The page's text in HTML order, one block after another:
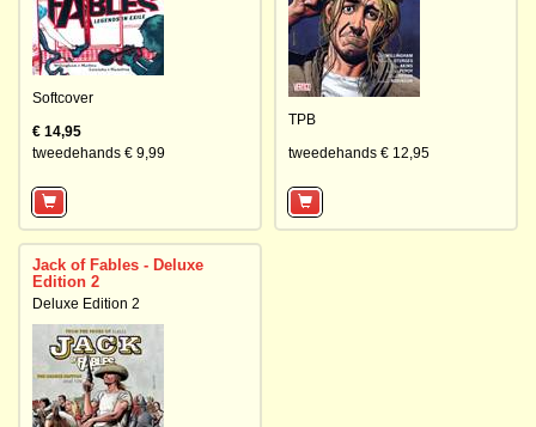
Softcover
€ 14,95
tweedehands € 9,99
TPB
tweedehands € 12,95
Jack of Fables - Deluxe
Edition 2
Deluxe Edition 2